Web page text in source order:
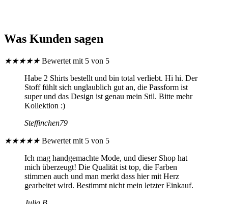
Was Kunden sagen
★★★★★ Bewertet mit 5 von 5
Habe 2 Shirts bestellt und bin total verliebt. Hi hi. Der
Stoff fühlt sich unglaublich gut an, die Passform ist
super und das Design ist genau mein Stil. Bitte mehr
Kollektion :)
Steffinchen79
★★★★★ Bewertet mit 5 von 5
Ich mag handgemachte Mode, und dieser Shop hat
mich überzeugt! Die Qualität ist top, die Farben
stimmen auch und man merkt dass hier mit Herz
gearbeitet wird. Bestimmt nicht mein letzter Einkauf.